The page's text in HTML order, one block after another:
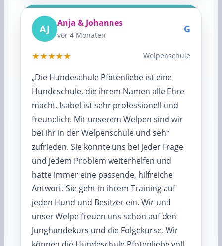
AJ Anja & Johannes
vor 4 Monaten
G
★★★★★ Welpenschule
„Die Hundeschule Pfotenliebe ist eine
Hundeschule, die ihrem Namen alle Ehre
macht. Isabel ist sehr professionell und
freundlich. Mit unserem Welpen sind wir
bei ihr in der Welpenschule und sehr
zufrieden. Sie konnte uns bei jeder Frage
und jedem Problem weiterhelfen und
hatte immer eine passende, hilfreiche
Antwort. Sie geht in ihrem Training auf
jeden Hund und Besitzer ein. Wir und
unser Welpe freuen uns schon auf den
Junghundekurs und die Folgekurse. Wir